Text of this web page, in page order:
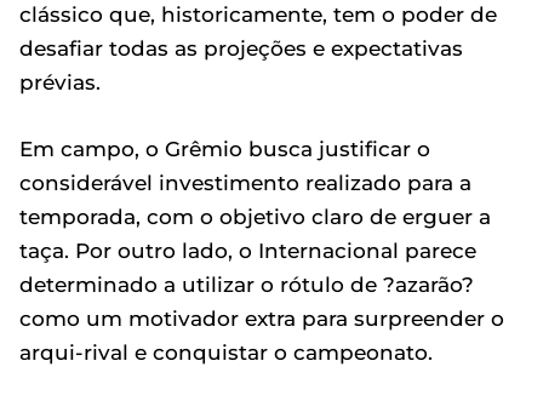
clássico que, historicamente, tem o poder de
desafiar todas as projeções e expectativas
prévias.
Em campo, o Grêmio busca justificar o
considerável investimento realizado para a
temporada, com o objetivo claro de erguer a
taça. Por outro lado, o Internacional parece
determinado a utilizar o rótulo de ?azarão?
como um motivador extra para surpreender o
arqui-rival e conquistar o campeonato.